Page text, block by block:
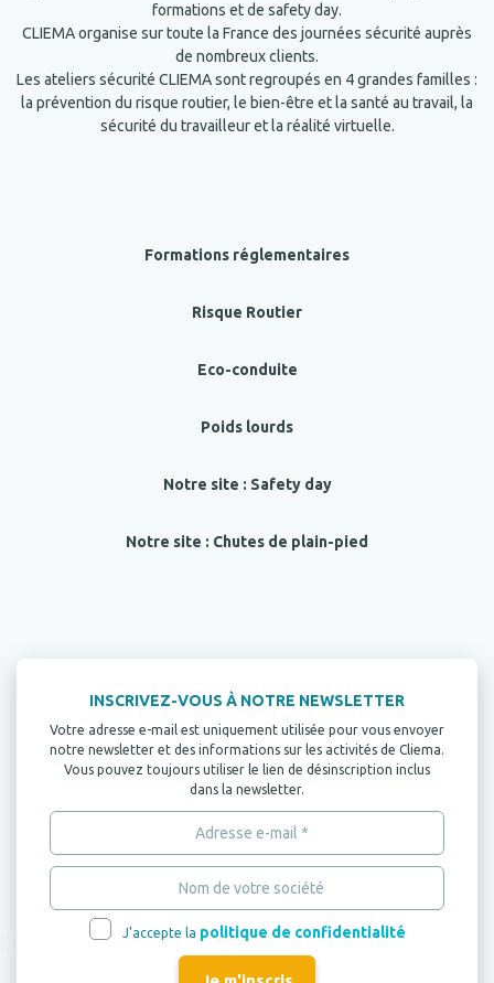
formations et de safety day.
CLIEMA organise sur toute la France des journées sécurité auprès
de nombreux clients.
Les ateliers sécurité CLIEMA sont regroupés en 4 grandes familles :
la prévention du risque routier, le bien-être et la santé au travail, la
sécurité du travailleur et la réalité virtuelle.
Formations réglementaires
Risque Routier
Eco-conduite
Poids lourds
Notre site : Safety day
Notre site : Chutes de plain-pied
INSCRIVEZ-VOUS À NOTRE NEWSLETTER
Votre adresse e-mail est uniquement utilisée pour vous envoyer
notre newsletter et des informations sur les activités de Cliema.
Vous pouvez toujours utiliser le lien de désinscription inclus
dans la newsletter.
J'accepte la politique de confidentialité